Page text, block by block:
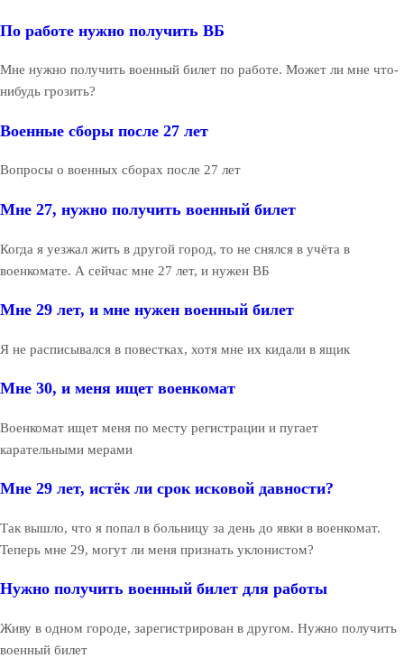
По работе нужно получить ВБ
Мне нужно получить военный билет по работе. Может ли мне что-
нибудь грозить?
Военные сборы после 27 лет
Вопросы о военных сборах после 27 лет
Мне 27, нужно получить военный билет
Когда я уезжал жить в другой город, то не снялся в учёта в
военкомате. А сейчас мне 27 лет, и нужен ВБ
Мне 29 лет, и мне нужен военный билет
Я не расписывался в повестках, хотя мне их кидали в ящик
Мне 30, и меня ищет военкомат
Военкомат ищет меня по месту регистрации и пугает
карательными мерами
Мне 29 лет, истёк ли срок исковой давности?
Так вышло, что я попал в больницу за день до явки в военкомат.
Теперь мне 29, могут ли меня признать уклонистом?
Нужно получить военный билет для работы
Живу в одном городе, зарегистрирован в другом. Нужно получить
военный билет